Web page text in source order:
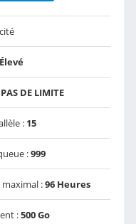
Élevé
PAS DE LIMITE
: 15
:999
:96 Heures
:500 Go